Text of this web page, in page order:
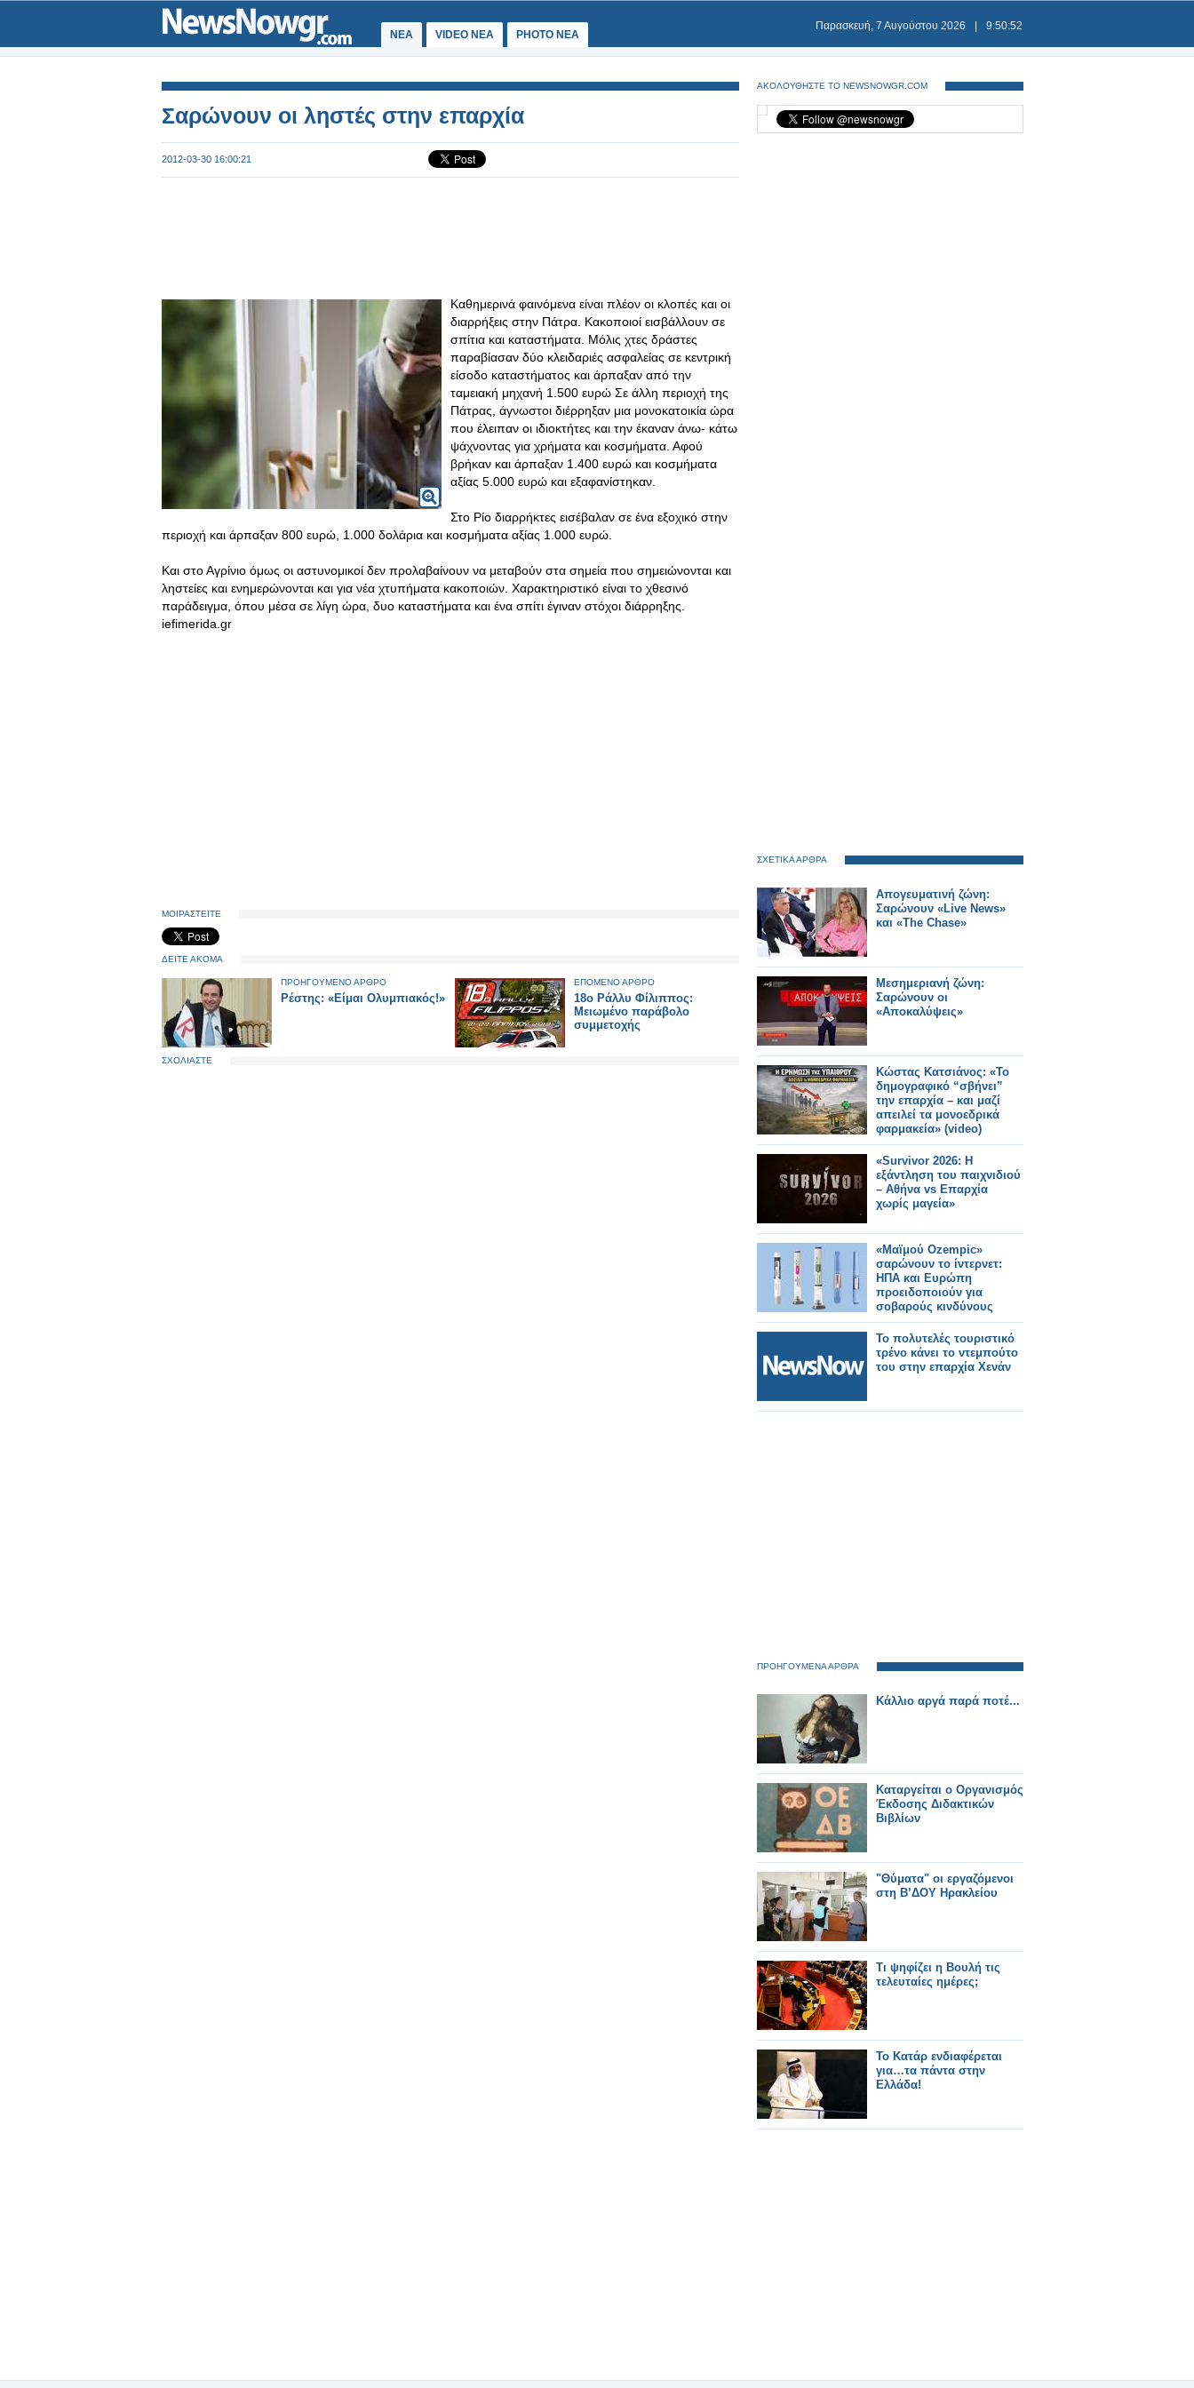
ΝΕΑ VIDEO NEA PHOTO NEA
Παρασκευή, 7 Αυγούστου 2026 9:50:52
Σαρώνουν οι ληστές στην επαρχία
2012-03-30 16:00:21
Καθημερινά φαινόμενα είναι πλέον οι κλοπές και οι
διαρρήξεις στην Πάτρα. Κακοποιοί εισβάλλουν σε
σπίτια και καταστήματα. Μόλις χτες δράστες
παραβίασαν δύο κλειδαριές ασφαλείας σε κεντρική
είσοδο καταστήματος και άρπαξαν από την
ταμειακή μηχανή 1.500 ευρώ Σε άλλη περιοχή της
Πάτρας, άγνωστοι διέρρηξαν μια μονοκατοικία ώρα
που έλειπαν οι ιδιοκτήτες και την έκαναν άνω- κάτω
ψάχνοντας για χρήματα και κοσμήματα. Αφού
βρήκαν και άρπαξαν 1.400 ευρώ και κοσμήματα
αξίας 5.000 ευρώ και εξαφανίστηκαν.
Στο Ρίο διαρρήκτες εισέβαλαν σε ένα εξοχικό στην
περιοχή και άρπαξαν 800 ευρώ, 1.000 δολάρια και κοσμήματα αξίας 1.000 ευρώ.
Και στο Αγρίνιο όμως οι αστυνομικοί δεν προλαβαίνουν να μεταβούν στα σημεία που σημειώνονται και
ληστείες και ενημερώνονται και για νέα χτυπήματα κακοποιών. Χαρακτηριστικό είναι το χθεσινό
παράδειγμα, όπου μέσα σε λίγη ώρα, δυο καταστήματα και ένα σπίτι έγιναν στόχοι διάρρηξης.
iefimerida.gr
ΜΟΙΡΑΣΤΕΙΤΕ
ΔΕΙΤΕ ΑΚΟΜΑ
ΠΡΟΗΓΟΥΜΕΝΟ ΑΡΘΡΟ
Ρέστης: «Είμαι Ολυμπιακός!»
ΕΠΟΜΕΝΟ ΑΡΘΡΟ
18ο Ράλλυ Φίλιππος:
Μειωμένο παράβολο
συμμετοχής
ΣΧΟΛΙΑΣΤΕ
ΑΚΟΛΟΥΘΗΣΤΕ ΤΟ NEWSNOWGR.COM
ΣΧΕΤΙΚΑ ΑΡΘΡΑ
Απογευματινή ζώνη:
Σαρώνουν «Live News»
και «The Chase»
Μεσημεριανή ζώνη:
Σαρώνουν οι
«Αποκαλύψεις»
Κώστας Κατσιάνος: «Το
δημογραφικό “σβήνει”
την επαρχία – και μαζί
απειλεί τα μονοεδρικά
φαρμακεία» (video)
«Survivor 2026: Η
εξάντληση του παιχνιδιού
– Αθήνα vs Επαρχία
χωρίς μαγεία»
«Μαϊμού Ozempic»
σαρώνουν το ίντερνετ:
ΗΠΑ και Ευρώπη
προειδοποιούν για
σοβαρούς κινδύνους
Το πολυτελές τουριστικό
τρένο κάνει το ντεμπούτο
του στην επαρχία Χενάν
ΠΡΟΗΓΟΥΜΕΝΑ ΑΡΘΡΑ
Κάλλιο αργά παρά ποτέ...
Kαταργείται ο Οργανισμός
Έκδοσης Διδακτικών
Βιβλίων
"Θύματα" οι εργαζόμενοι
στη Β’ΔΟΥ Ηρακλείου
Τι ψηφίζει η Βουλή τις
τελευταίες ημέρες;
Το Κατάρ ενδιαφέρεται
για…τα πάντα στην
Ελλάδα!